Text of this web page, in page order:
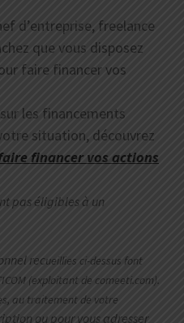
d’entreprise, freelance
que vous disposez
faire financer vos
les financements
situation, découvrez
financer vos actions
pas éligibles à un
recueillies ci-dessus font
(exploitant de comeeti.com).
au traitement de votre
ou pour vous adresser